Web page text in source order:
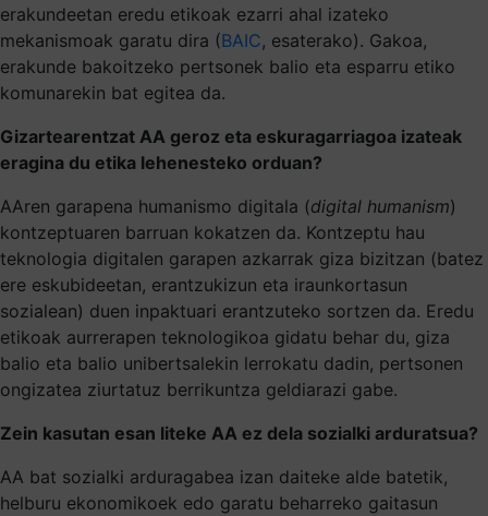
erakundeetan eredu etikoak ezarri ahal izateko
mekanismoak garatu dira (BAIC, esaterako). Gakoa,
erakunde bakoitzeko pertsonek balio eta esparru etiko
komunarekin bat egitea da.
Gizartearentzat AA geroz eta eskuragarriagoa izateak
eragina du etika lehenesteko orduan?
AAren garapena humanismo digitala (digital humanism)
kontzeptuaren barruan kokatzen da. Kontzeptu hau
teknologia digitalen garapen azkarrak giza bizitzan (batez
ere eskubideetan, erantzukizun eta iraunkortasun
sozialean) duen inpaktuari erantzuteko sortzen da. Eredu
etikoak aurrerapen teknologikoa gidatu behar du, giza
balio eta balio unibertsalekin lerrokatu dadin, pertsonen
ongizatea ziurtatuz berrikuntza geldiarazi gabe.
Zein kasutan esan liteke AA ez dela sozialki arduratsua?
AA bat sozialki arduragabea izan daiteke alde batetik,
helburu ekonomikoek edo garatu beharreko gaitasun